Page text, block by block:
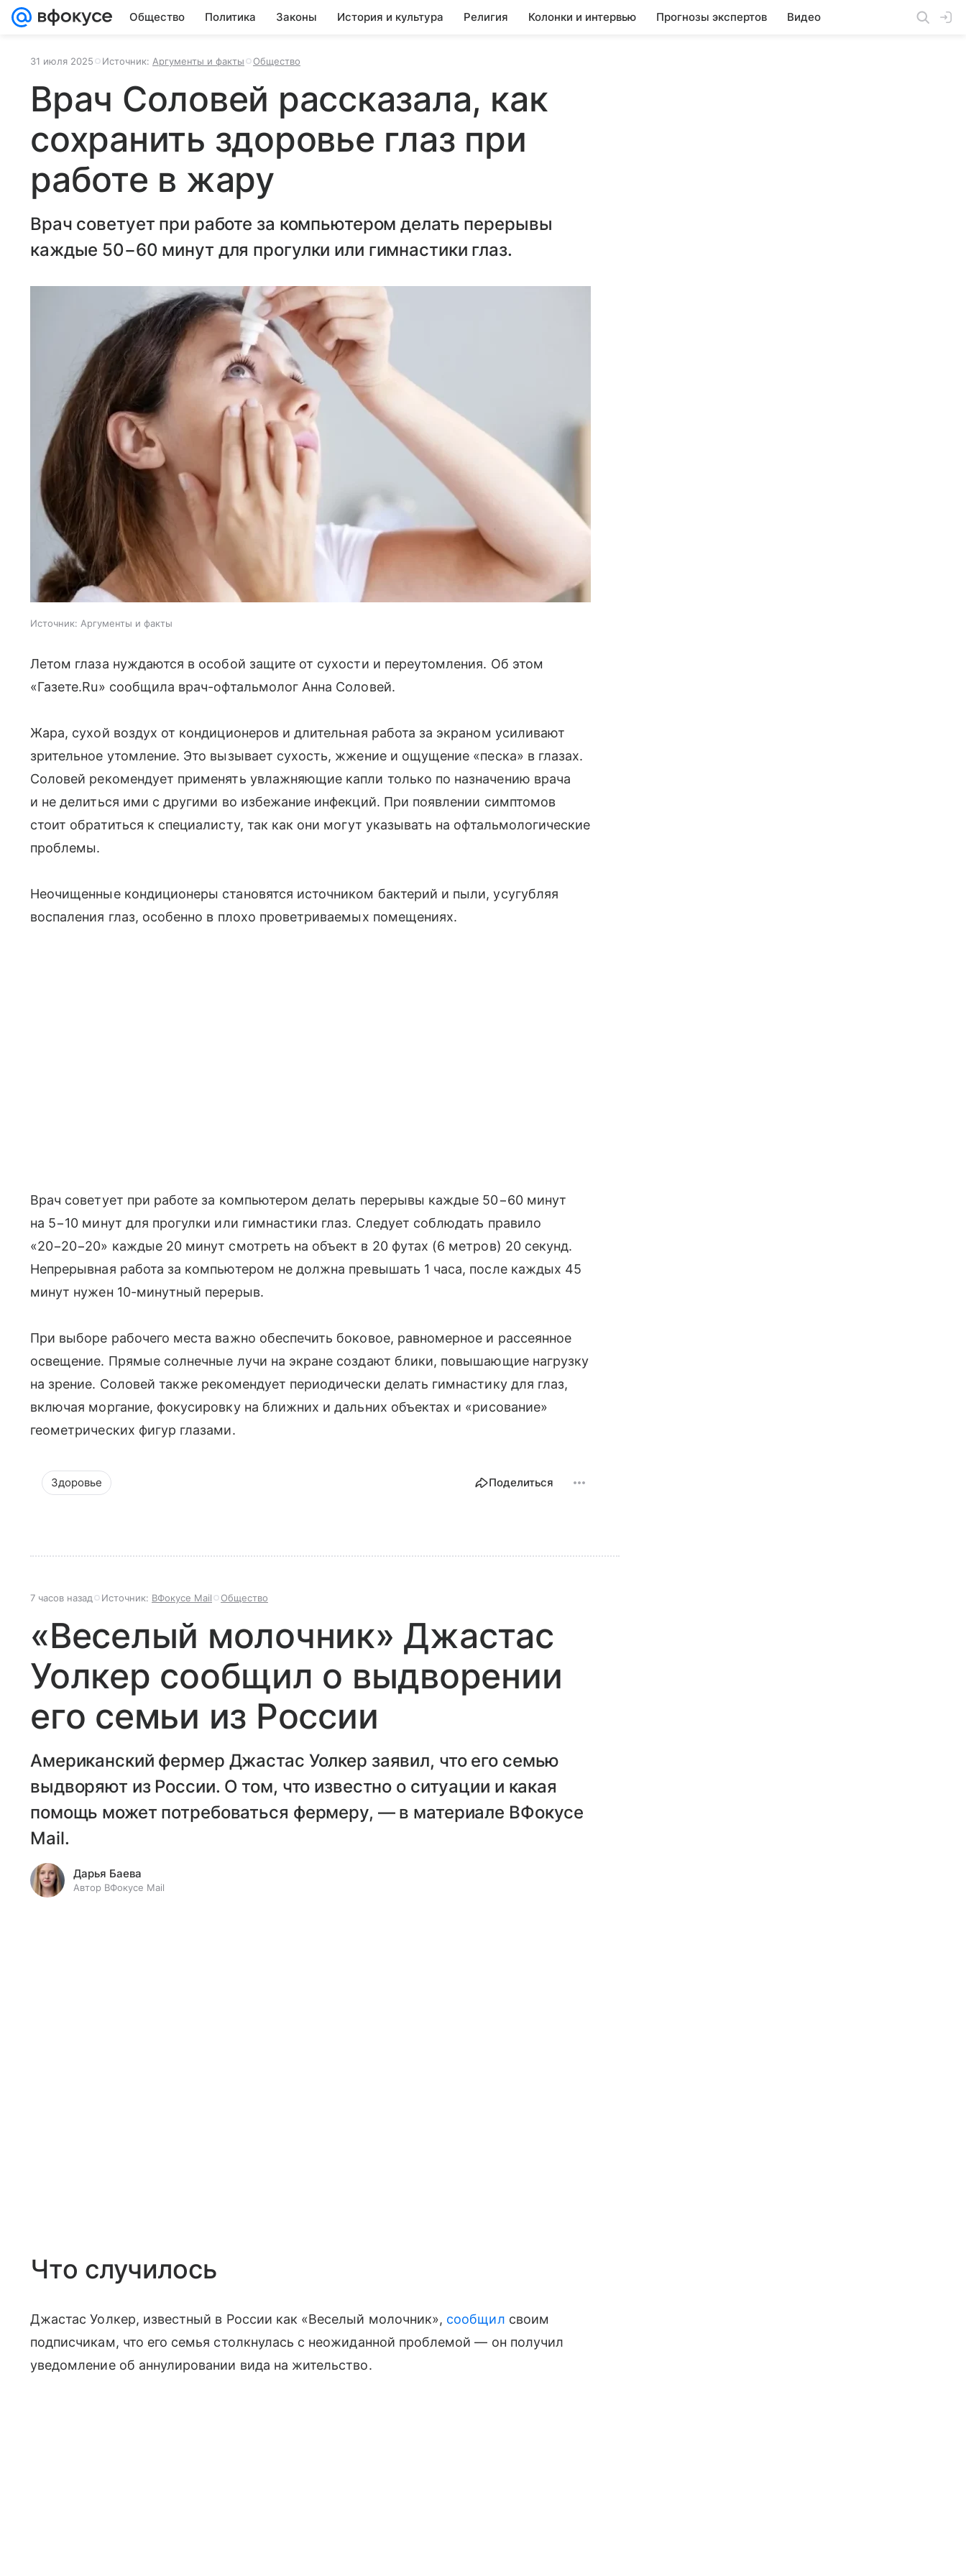
Общество Политика Законы История и культура Религия Колонки и интервью Прогнозы экспертов Видео
31 июля 2025 Источник: Аргументы и факты Общество
Врач Соловей рассказала, как
сохранить здоровье глаз при
работе в жару
Врач советует при работе за компьютером делать перерывы
каждые 50−60 минут для прогулки или гимнастики глаз.
Источник: Аргументы и факты
Летом глаза нуждаются в особой защите от сухости и переутомления. Об этом
«Газете.Ru» сообщила врач-офтальмолог Анна Соловей.
Жара, сухой воздух от кондиционеров и длительная работа за экраном усиливают
зрительное утомление. Это вызывает сухость, жжение и ощущение «песка» в глазах.
Соловей рекомендует применять увлажняющие капли только по назначению врача
и не делиться ими с другими во избежание инфекций. При появлении симптомов
стоит обратиться к специалисту, так как они могут указывать на офтальмологические
проблемы.
Неочищенные кондиционеры становятся источником бактерий и пыли, усугубляя
воспаления глаз, особенно в плохо проветриваемых помещениях.
Врач советует при работе за компьютером делать перерывы каждые 50−60 минут
на 5−10 минут для прогулки или гимнастики глаз. Следует соблюдать правило
«20−20−20» каждые 20 минут смотреть на объект в 20 футах (6 метров) 20 секунд.
Непрерывная работа за компьютером не должна превышать 1 часа, после каждых 45
минут нужен 10-минутный перерыв.
При выборе рабочего места важно обеспечить боковое, равномерное и рассеянное
освещение. Прямые солнечные лучи на экране создают блики, повышающие нагрузку
на зрение. Соловей также рекомендует периодически делать гимнастику для глаз,
включая моргание, фокусировку на ближних и дальних объектах и «рисование»
геометрических фигур глазами.
Здоровье Поделиться
7 часов назад Источник: ВФокусе Mail Общество
«Веселый молочник» Джастас
Уолкер сообщил о выдворении
его семьи из России
Американский фермер Джастас Уолкер заявил, что его семью
выдворяют из России. О том, что известно о ситуации и какая
помощь может потребоваться фермеру, — в материале ВФокусе
Mail.
Дарья Баева
Автор ВФокусе Mail
Что случилось
Джастас Уолкер, известный в России как «Веселый молочник», сообщил своим
подписчикам, что его семья столкнулась с неожиданной проблемой — он получил
уведомление об аннулировании вида на жительство.